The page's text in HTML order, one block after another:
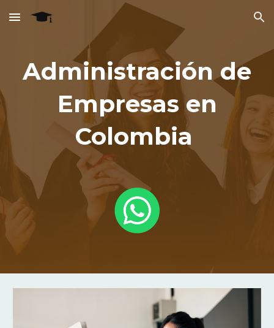
Skip to main content Skip to navigation
Administración de
Empresas en
Colombia